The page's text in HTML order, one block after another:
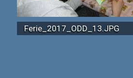
Ferie_2017_ODD_13.JPG